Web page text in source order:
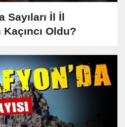
Sayıları İl İl
Oldu?